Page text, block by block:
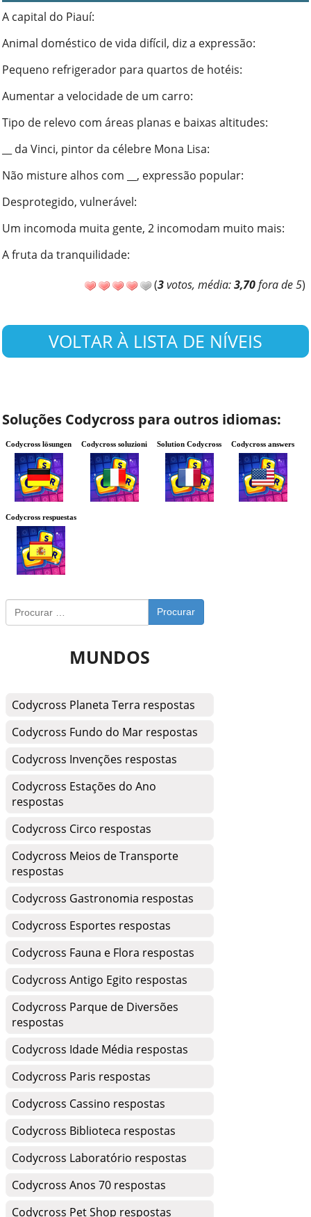
A capital do Piauí:
Animal doméstico de vida difícil, diz a expressão:
Pequeno refrigerador para quartos de hotéis:
Aumentar a velocidade de um carro:
Tipo de relevo com áreas planas e baixas altitudes:
__ da Vinci, pintor da célebre Mona Lisa:
Não misture alhos com __, expressão popular:
Desprotegido, vulnerável:
Um incomoda muita gente, 2 incomodam muito mais:
A fruta da tranquilidade:
(3votos, média:3,70fora de 5)
VOLTAR À LISTA DE NÍVEIS
Soluções Codycross para outros idiomas:
Codycross lösungen Codycross soluzioni Solution Codycross Codycross answers
Codycross respuestas
Procurar
MUNDOS
Codycross Planeta Terra respostas
Codycross Fundo do Mar respostas
Codycross Invenções respostas
Codycross Estações do Ano
respostas
Codycross Circo respostas
Codycross Meios de Transporte
respostas
Codycross Gastronomia respostas
Codycross Esportes respostas
Codycross Fauna e Flora respostas
Codycross Antigo Egito respostas
Codycross Parque de Diversões
respostas
Codycross Idade Média respostas
Codycross Paris respostas
Codycross Cassino respostas
Codycross Biblioteca respostas
Codycross Laboratório respostas
Codycross Anos 70 respostas
Codycross Pet Shop respostas